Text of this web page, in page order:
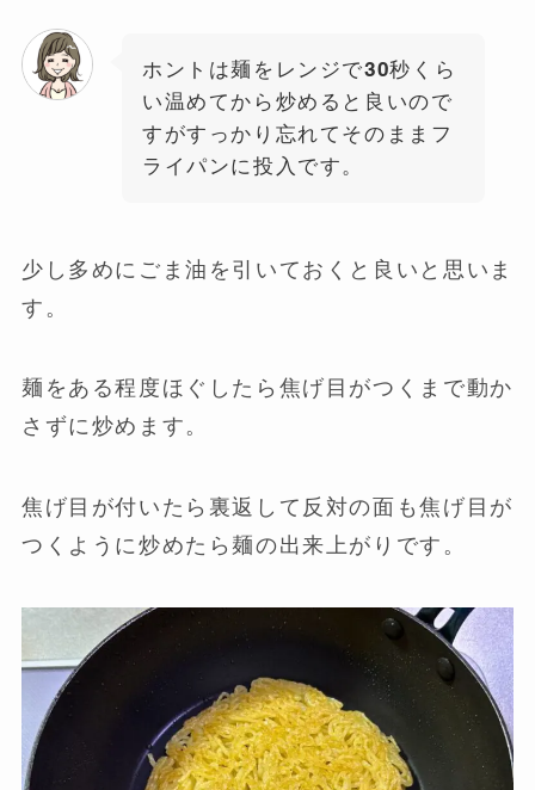
ホントは麺をレンジで30秒くら
い温めてから炒めると良いので
すがすっかり忘れてそのままフ
ライパンに投入です。
少し多めにごま油を引いておくと良いと思いま
す。
麺をある程度ほぐしたら焦げ目がつくまで動か
さずに炒めます。
焦げ目が付いたら裏返して反対の面も焦げ目が
つくように炒めたら麺の出来上がりです。